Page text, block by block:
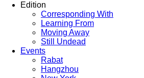
Edition
Corresponding With
Learning From
Moving Away
Still Undead
Events
Rabat
Hangzhou